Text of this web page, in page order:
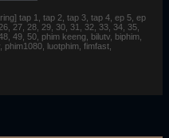
tap 1, tap 2, tap 3, tap 4, ep 5, ep
27, 28, 29, 30, 31, 32, 33, 34, 35,
49, 50, phim keeng, bilutv, biphim,
luotphim, fimfast,